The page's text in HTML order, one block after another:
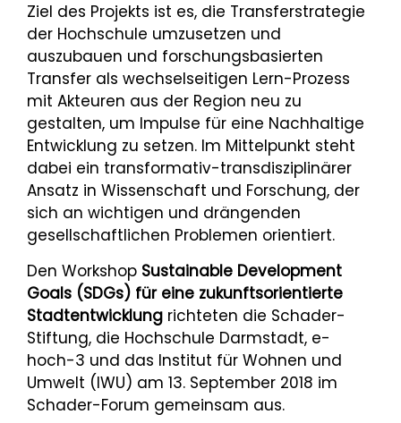
Ziel des Projekts ist es, die Transferstrategie
der Hochschule umzusetzen und
auszubauen und forschungsbasierten
Transfer als wechselseitigen Lern-Prozess
mit Akteuren aus der Region neu zu
gestalten, um Impulse für eine Nachhaltige
Entwicklung zu setzen. Im Mittelpunkt steht
dabei ein transformativ-transdisziplinärer
Ansatz in Wissenschaft und Forschung, der
sich an wichtigen und drängenden
gesellschaftlichen Problemen orientiert.
Den Workshop Sustainable Development
Goals (SDGs) für eine zukunftsorientierte
Stadtentwicklung richteten die Schader-
Stiftung, die Hochschule Darmstadt, e-
hoch-3 und das Institut für Wohnen und
Umwelt (IWU) am 13. September 2018 im
Schader-Forum gemeinsam aus.